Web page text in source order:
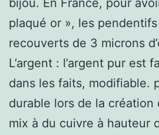
plaqué or », les
recouverts de 3 microns
L’argent : l’argent pur est
dans les faits, modifiable.
durable lors de la création
mix à du cuivre à hauteur